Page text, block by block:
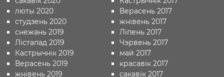
люты 2020
студзень 2020
снежань 2019
Лістапад 2019
Кастрычнік 2019
Верасень 2019
жнівень 2019
Верасень 2017
жнівень 2017
Ліпень 2017
Чэрвень 2017
май 2017
красавік 2017
сакавік 2017